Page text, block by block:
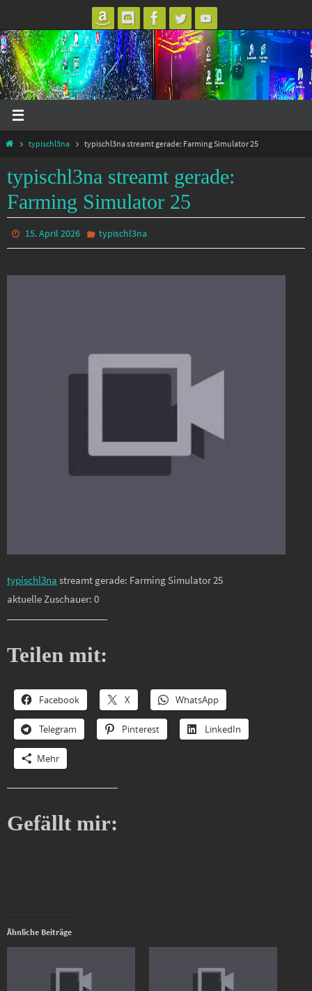
Inhalt
springen
Starttypischl3na typischl3na streamt gerade: Farming Simulator 25
typischl3na streamt gerade:
Farming Simulator 25
15. April 2026 typischl3na
typischl3na streamt gerade: Farming Simulator 25
aktuelle Zuschauer: 0
Teilen mit:
Facebook X WhatsApp
Telegram Pinterest LinkedIn
Mehr
Gefällt mir:
Ähnliche Beiträge